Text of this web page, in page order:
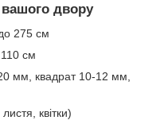
вашого двору
275 см
см
мм, квадрат 10-12 мм,
квітки)